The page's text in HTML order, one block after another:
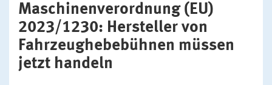
Maschinenverordnung (EU)
2023/1230: Hersteller von
Fahrzeughebebühnen müssen
jetzt handeln